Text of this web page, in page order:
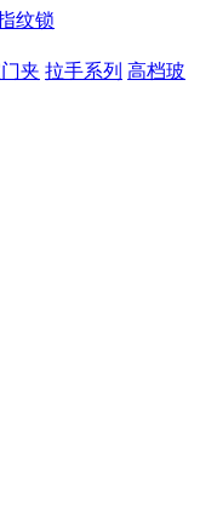
纹锁
夹 拉手系列 高档玻